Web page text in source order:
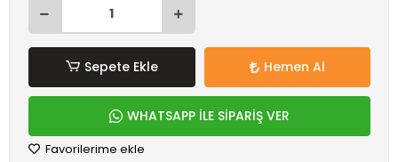
Sepete Ekle Hemen Al
WHATSAPP İLE SİPARİŞ VER
Favorilerime ekle